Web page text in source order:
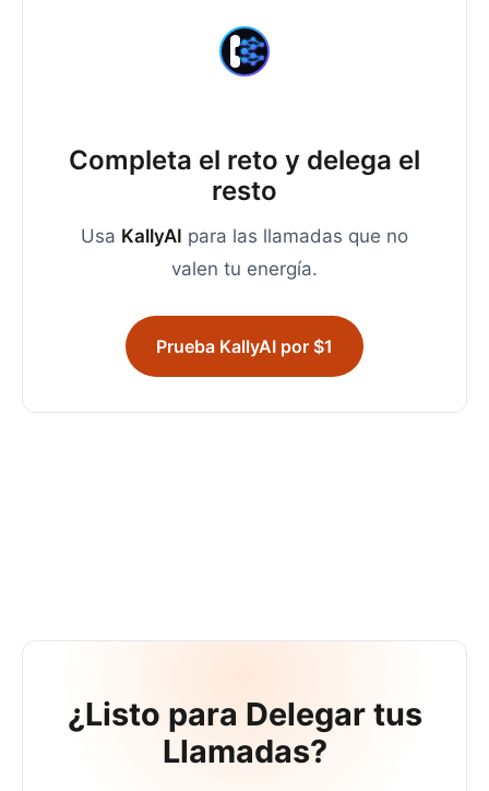
Completa el reto y delega el
resto
Usa KallyAI para las llamadas que no
valen tu energía.
Prueba KallyAI por $1
¿Listo para Delegar tus
Llamadas?